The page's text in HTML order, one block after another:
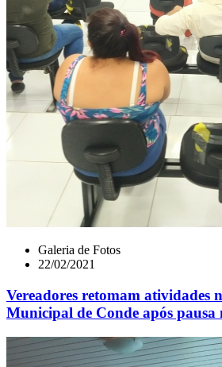
Galeria de Fotos
22/02/2021
Vereadores retomam atividades
Municipal de Conde após pausa